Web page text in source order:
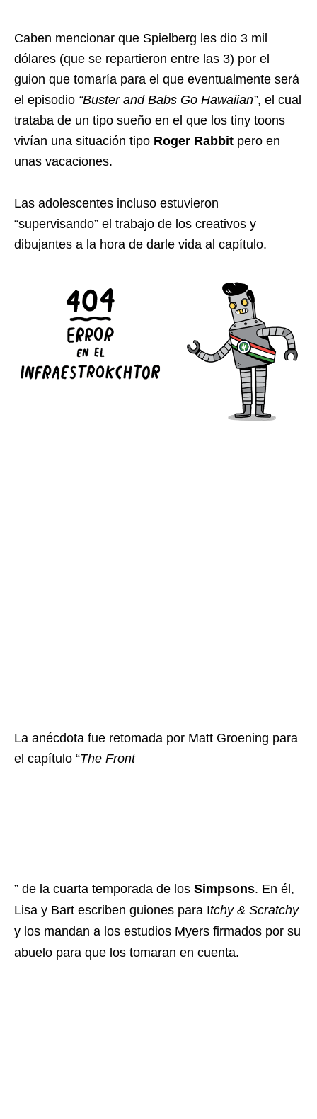
Caben mencionar que Spielberg les dio 3 mil
dólares (que se repartieron entre las 3) por el
guion que tomaría para el que eventualmente será
el episodio “Buster and Babs Go Hawaiian”, el cual
trataba de un tipo sueño en el que los tiny toons
vivían una situación tipo Roger Rabbit pero en
unas vacaciones.
Las adolescentes incluso estuvieron
“supervisando” el trabajo de los creativos y
dibujantes a la hora de darle vida al capítulo.
La anécdota fue retomada por Matt Groening para
el capítulo “The Front
” de la cuarta temporada de los Simpsons. En él,
Lisa y Bart escriben guiones para Itchy & Scratchy
y los mandan a los estudios Myers firmados por su
abuelo para que los tomaran en cuenta.